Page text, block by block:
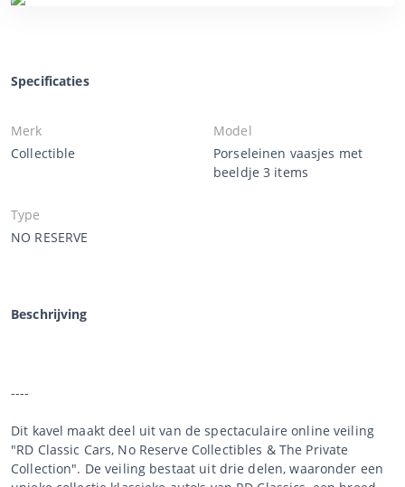
Specificaties
Merk
Collectible
Model
Porseleinen vaasjes met
beeldje 3 items
Type
NO RESERVE
Beschrijving
----
Dit kavel maakt deel uit van de spectaculaire online veiling
"RD Classic Cars, No Reserve Collectibles & The Private
Collection". De veiling bestaat uit drie delen, waaronder een